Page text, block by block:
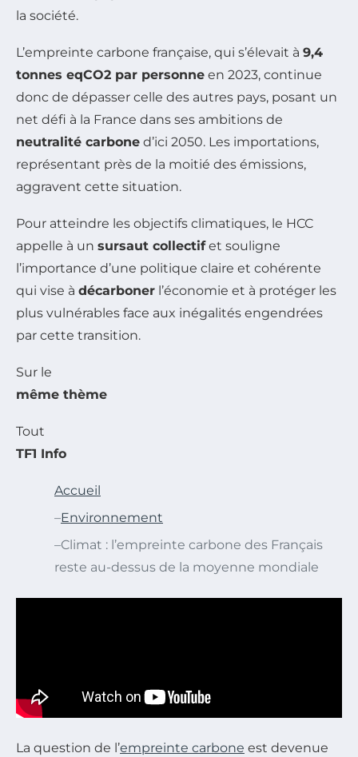
la société.
L’empreinte carbone française, qui s’élevait à 9,4
tonnes eqCO2 par personne en 2023, continue
donc de dépasser celle des autres pays, posant un
net défi à la France dans ses ambitions de
neutralité carbone d’ici 2050. Les importations,
représentant près de la moitié des émissions,
aggravent cette situation.
Pour atteindre les objectifs climatiques, le HCC
appelle à un sursaut collectifet souligne
l’importance d’une politique claire et cohérente
qui vise à décarboner l’économie et à protéger les
plus vulnérables face aux inégalités engendrées
par cette transition.
Sur le
même thème
Tout
TF1 Info
Accueil
–Environnement
–Climat : l’empreinte carbone des Français
reste au-dessus de la moyenne mondiale
La question de l’empreinte carbone est devenue